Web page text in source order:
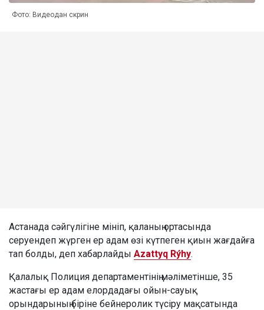
Фото: Видеодан скрин
Астанада сәйгүлігіне мініп, қаланың ортасында
серуендеп жүрген ер адам өзі күтпеген қиын жағдайға
тап болды, деп хабарлайды Azattyq Rýhy.
Қалалық Полиция департаментінің мәліметінше, 35
жастағы ер адам елордадағы ойын-сауық
орындарының біріне бейнеролик түсіру мақсатында